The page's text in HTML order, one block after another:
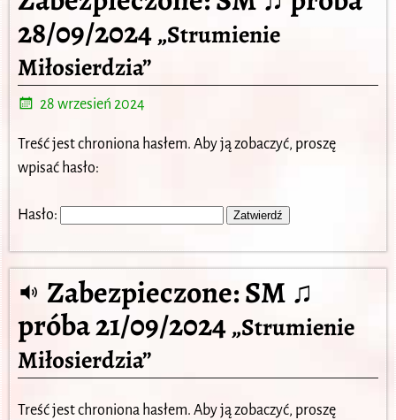
28/09/2024„Strumienie
Miłosierdzia”
28 wrzesień 2024
Treść jest chroniona hasłem. Aby ją zobaczyć, proszę
wpisać hasło:
Hasło:
Zabezpieczone: SM ♫
próba 21/09/2024„Strumienie
Miłosierdzia”
Treść jest chroniona hasłem. Aby ją zobaczyć, proszę